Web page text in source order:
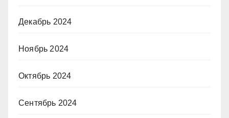
Декабрь 2024
Ноябрь 2024
Октябрь 2024
Сентябрь 2024